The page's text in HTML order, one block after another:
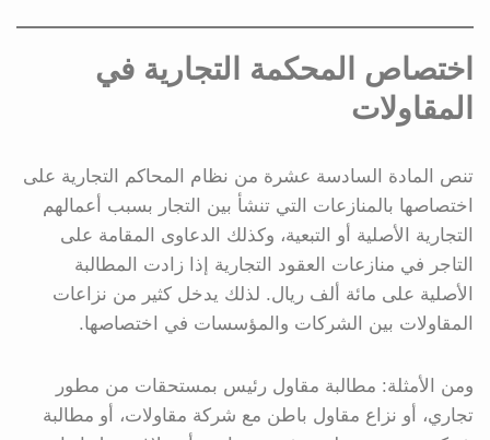
اختصاص المحكمة التجارية في
المقاولات
تنص المادة السادسة عشرة من نظام المحاكم التجارية على
اختصاصها بالمنازعات التي تنشأ بين التجار بسبب أعمالهم
التجارية الأصلية أو التبعية، وكذلك الدعاوى المقامة على
التاجر في منازعات العقود التجارية إذا زادت المطالبة
الأصلية على مائة ألف ريال. لذلك يدخل كثير من نزاعات
المقاولات بين الشركات والمؤسسات في اختصاصها.
ومن الأمثلة: مطالبة مقاول رئيس بمستحقات من مطور
تجاري، أو نزاع مقاول باطن مع شركة مقاولات، أو مطالبة